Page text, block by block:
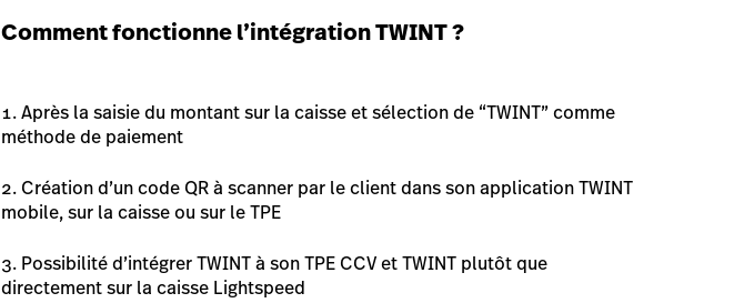
Comment fonctionne l’intégration TWINT ?
Après la saisie du montant sur la caisse et sélection de “TWINT” comme
méthode de paiement
Création d’un code QR à scanner par le client dans son application TWINT
mobile, sur la caisse ou sur le TPE
Possibilité d’intégrer TWINT à son TPE CCV et TWINT plutôt que
directement sur la caisse Lightspeed